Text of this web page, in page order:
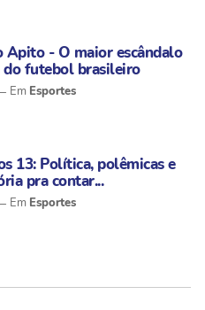
Apito - O maior escândalo
futebol brasileiro
Esportes
13: Política, polêmicas e
pra contar...
Esportes